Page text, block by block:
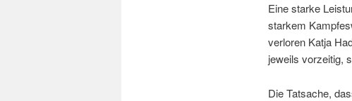
Eine starke
starkem
verloren Katja
jeweils vorzeitig,
Die Tatsache,